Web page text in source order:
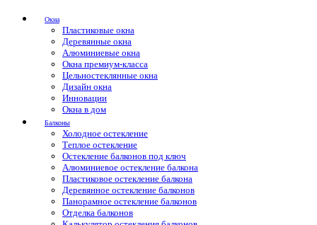
Окна
Пластиковые окна
Деревянные окна
Алюминиевые окна
Окна премиум-класса
Цельностеклянные окна
Дизайн окна
Инновации
Окна в дом
Балконы
Холодное остекление
Теплое остекление
Остекление балконов под ключ
Алюминиевое остекление балкона
Пластиковое остекление балкона
Деревянное остекление балконов
Панорамное остекление балконов
Отделка балконов